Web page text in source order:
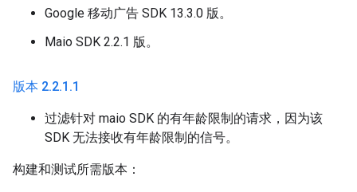
Google 移动广告 SDK 13.3.0 版。
Maio SDK 2.2.1 版。
版本 2.2.1 .1
过滤针对 maio SDK 的有年龄限制的请求，因为该
SDK 无法接收有年龄限制的信号。
构建和测试所需版本：